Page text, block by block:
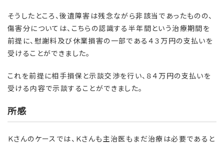
そうしたところ、後遺障害は残念ながら非該当であったものの、
傷害分については、こちらの認識する半年間という治療期間を
前提に、慰謝料及び休業損害の一部である４３万円の支払いを
受けることができました。
これを前提に相手損保と示談交渉を行い、８４万円の支払いを
受ける内容で示談することができました。
所感
Ｋさんのケースでは、Ｋさんも主治医もまだ治療は必要であると